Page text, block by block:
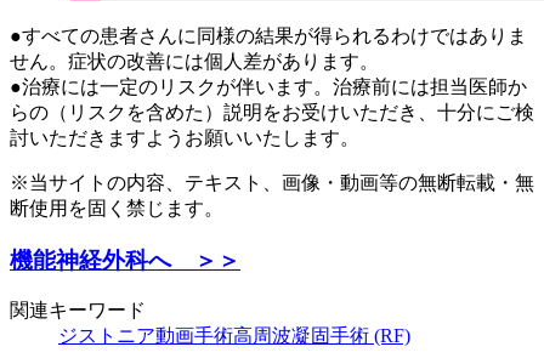
●すべての患者さんに同様の結果が得られるわけではありま
せん。症状の改善には個人差があります。
●治療には一定のリスクが伴います。治療前には担当医師か
らの（リスクを含めた）説明をお受けいただき、十分にご検
討いただきますようお願いいたします。
※当サイトの内容、テキスト、画像・動画等の無断転載・無
断使用を固く禁じます。
機能神経外科へ ＞＞
関連キーワード
ジストニア動画手術高周波凝固手術 (RF)